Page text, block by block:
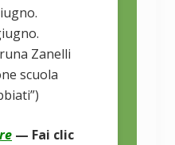
Zanelli
scuola
— Fai clic